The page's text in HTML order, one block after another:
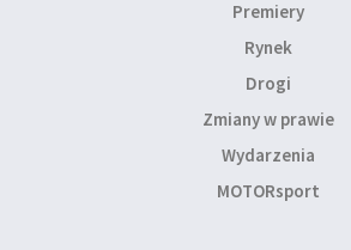
Premiery
Rynek
Drogi
Zmiany w prawie
Wydarzenia
MOTORsport